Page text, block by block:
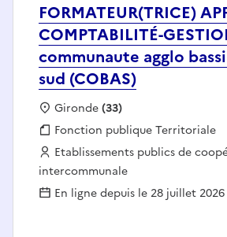
FORMATEUR(TRICE)
COMPTABILITÉ-
communaute agglo
sud (COBAS)
Localisation :
Gironde(33)
Fonction publique :
Fonction publique Territoriale
Employeur :
Etablissements publics de
intercommunale
En ligne depuis le 28 juillet 2026